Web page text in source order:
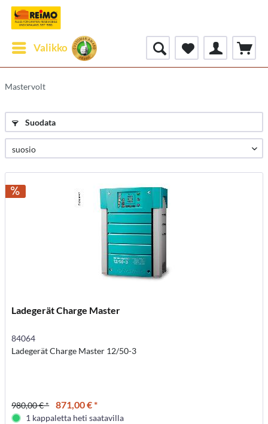
Valikko
Mastervolt
Suodata
Ladegerät Charge Master
84064
Ladegerät Charge Master 12/50-3
980,00 € * 871,00 € *
1 kappaletta heti saatavilla